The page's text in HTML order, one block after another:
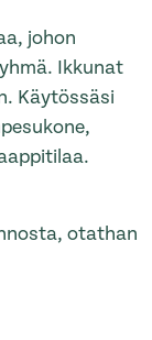
johon
Ikkunat
Käytössäsi
otathan